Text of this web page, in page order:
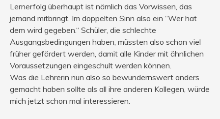
Lernerfolg überhaupt ist nämlich das Vorwissen, das
jemand mitbringt. Im doppelten Sinn also ein “Wer hat
dem wird gegeben.“ Schüler, die schlechte
Ausgangsbedingungen haben, müssten also schon viel
früher gefördert werden, damit alle Kinder mit ähnlichen
Voraussetzungen eingeschult werden können.
Was die Lehrerin nun also so bewundernswert anders
gemacht haben sollte als all ihre anderen Kollegen, würde
mich jetzt schon mal interessieren.